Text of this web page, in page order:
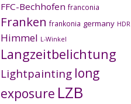
FFC-Bechhofen franconia
Franken frankonia germany HDR
Himmel L-Winkel
Langzeitbelichtung
Lightpainting long
exposure LZB